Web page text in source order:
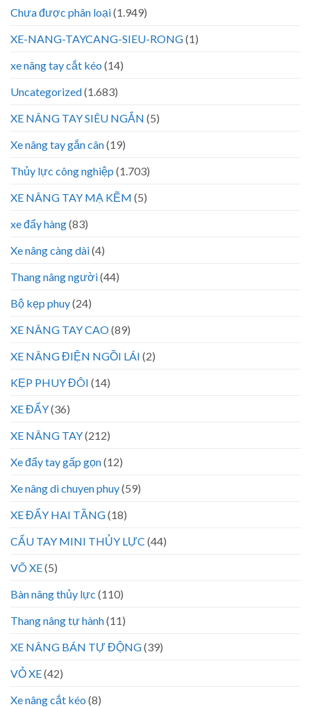
Chưa được phân loại(1.949)
XE-NANG-TAYCANG-SIEU-RONG(1)
xe nâng tay cắt kéo (14)
Uncategorized(1.683)
XE NÂNG TAY SIÊU NGẮN (5)
Xe nâng tay gắn cân(19)
Thủy lực công nghiệp (1.703)
XE NÂNG TAY MẠ KẼM (5)
xe đẩy hàng(83)
Xe nâng càng dài(4)
Thang nâng người(44)
Bộ kẹp phuy(24)
XE NÂNG TAY CAO(89)
XE NÂNG ĐIỆN NGỒI LÁI (2)
KẸP PHUY ĐÔI (14)
XE ĐẨY(36)
XE NÂNG TAY(212)
Xe đẩy tay gấp gọn(12)
Xe nâng di chuyen phuy(59)
XE ĐẨY HAI TẦNG(18)
CẨU TAY MINI THỦY LỰC (44)
VÕ XE(5)
Bàn nâng thủy lực (110)
Thang nâng tự hành(11)
XE NÂNG BÁN TỰ ĐỘNG(39)
VỎ XE(42)
Xe nâng cắt kéo (8)